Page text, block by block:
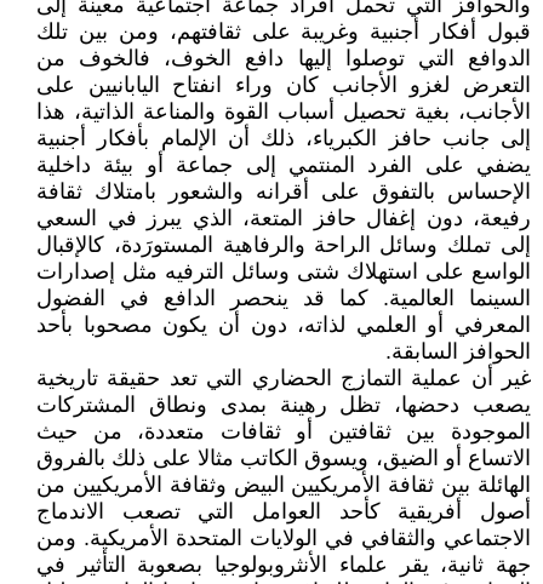
والحوافز التي تحمل أفراد جماعة اجتماعية معينة إلى
قبول أفكار أجنبية وغريبة على ثقافتهم، ومن بين تلك
الدوافع التي توصلوا إليها دافع الخوف، فالخوف من
التعرض لغزو الأجانب كان وراء انفتاح اليابانيين على
الأجانب، بغية تحصيل أسباب القوة والمناعة الذاتية، هذا
إلى جانب حافز الكبرياء، ذلك أن الإلمام بأفكار أجنبية
يضفي على الفرد المنتمي إلى جماعة أو بيئة داخلية
الإحساس بالتفوق على أقرانه والشعور بامتلاك ثقافة
رفيعة، دون إغفال حافز المتعة، الذي يبرز في السعي
إلى تملك وسائل الراحة والرفاهية المستورَدة، كالإقبال
الواسع على استهلاك شتى وسائل الترفيه مثل إصدارات
السينما العالمية. كما قد ينحصر الدافع في الفضول
المعرفي أو العلمي لذاته، دون أن يكون مصحوبا بأحد
الحوافز السابقة.
غير أن عملية التمازج الحضاري التي تعد حقيقة تاريخية
يصعب دحضها، تظل رهينة بمدى ونطاق المشتركات
الموجودة بين ثقافتين أو ثقافات متعددة، من حيث
الاتساع أو الضيق، ويسوق الكاتب مثالا على ذلك بالفروق
الهائلة بين ثقافة الأمريكيين البيض وثقافة الأمريكيين من
أصول أفريقية كأحد العوامل التي تصعب الاندماج
الاجتماعي والثقافي في الولايات المتحدة الأمريكية. ومن
جهة ثانية، يقر علماء الأنثروبولوجيا بصعوبة التأثير في